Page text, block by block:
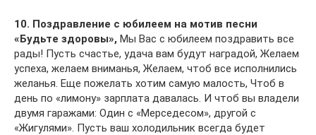
10. Поздравление с юбилеем на мотив песни
«Будьте здоровы», Мы Вас с юбилеем поздравить все
рады! Пусть счастье, удача вам будут наградой, Желаем
успеха, желаем вниманья, Желаем, чтоб все исполнились
желанья. Еще пожелать хотим самую малость, Чтоб в
день по «лимону» зарплата давалась. И чтоб вы владели
двумя гаражами: Один с «Мерседесом», другой с
«Жигулями». Пусть ваш холодильник всегда будет